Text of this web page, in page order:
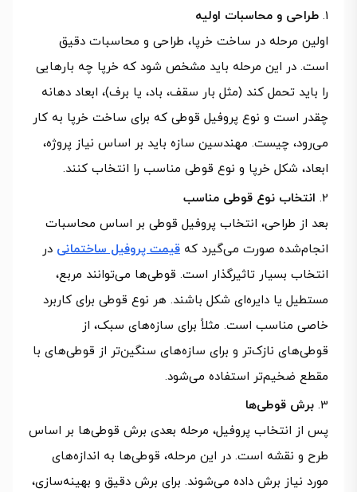
طراحی و محاسبات اولیه
اولین مرحله در ساخت خرپا، طراحی و محاسبات دقیق
است. در این مرحله باید مشخص شود که خرپا چه بارهایی
را باید تحمل کند (مثل بار سقف، باد، یا برف)، ابعاد دهانه
چقدر است و نوع پروفیل قوطی که برای ساخت خرپا به کار
می‌رود، چیست. مهندسین سازه باید بر اساس نیاز پروژه،
ابعاد، شکل خرپا و نوع قوطی مناسب را انتخاب کنند.
انتخاب نوع قوطی مناسب
بعد از طراحی، انتخاب پروفیل قوطی بر اساس محاسبات
انجام‌شده صورت می‌گیرد که قیمت پروفیل ساختمانی در
انتخاب بسیار تاثیرگذار است. قوطی‌ها می‌توانند مربع،
مستطیل یا دایره‌ای شکل باشند. هر نوع قوطی برای کاربرد
خاصی مناسب است. مثلاً برای سازه‌های سبک، از
قوطی‌های نازک‌تر و برای سازه‌های سنگین‌تر از قوطی‌های با
مقطع ضخیم‌تر استفاده می‌شود.
برش قوطی‌ها
پس از انتخاب پروفیل، مرحله بعدی برش قوطی‌ها بر اساس
طرح و نقشه است. در این مرحله، قوطی‌ها به اندازه‌های
مورد نیاز برش داده می‌شوند. برای برش دقیق و بهینه‌سازی،